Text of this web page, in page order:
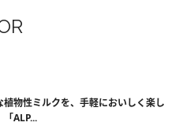
植物性ミルクを、手軽においしく楽し
「ALP...